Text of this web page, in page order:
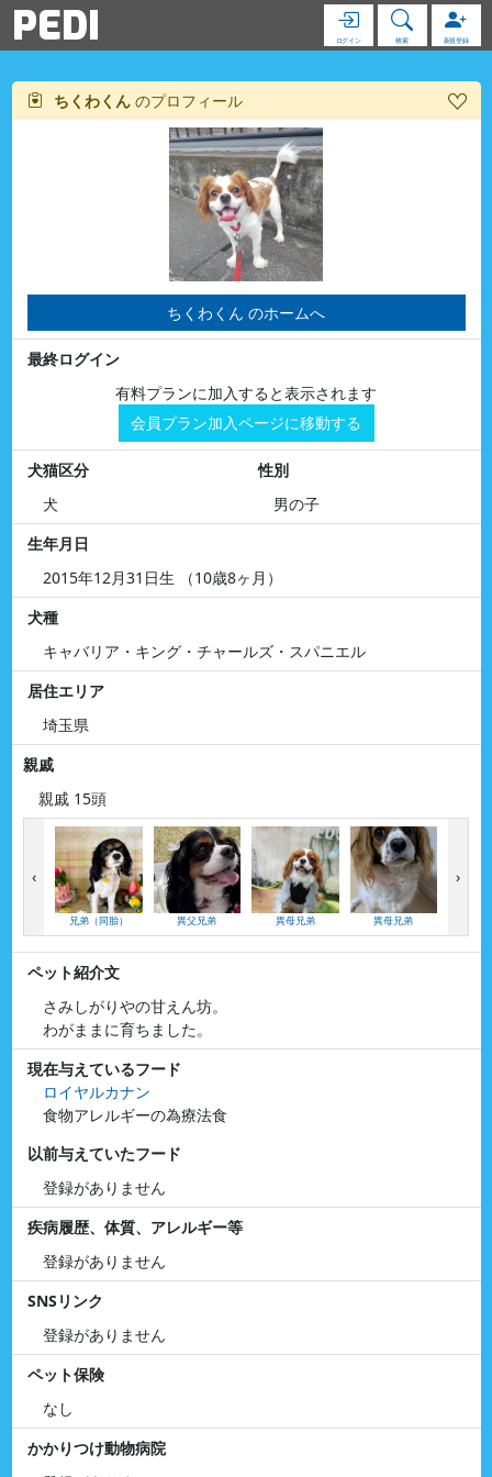
PEDI ログイン 検索 新規登録
ちくわくん のプロフィール
ちくわくん のホームへ
最終ログイン
有料プランに加入すると表示されます
会員プラン加入ページに移動する
犬猫区分
犬
性別
男の子
生年月日
2015年12月31日生 （10歳8ヶ月）
犬種
キャバリア・キング・チャールズ・スパニエル
居住エリア
埼玉県
親戚
親戚 15頭
兄弟（同胎） 異父兄弟 異母兄弟 異母兄弟
‹ ›
ペット紹介文
さみしがりやの甘えん坊。
わがままに育ちました。
現在与えているフード
ロイヤルカナン
食物アレルギーの為療法食
以前与えていたフード
登録がありません
疾病履歴、体質、アレルギー等
登録がありません
SNSリンク
登録がありません
ペット保険
なし
かかりつけ動物病院